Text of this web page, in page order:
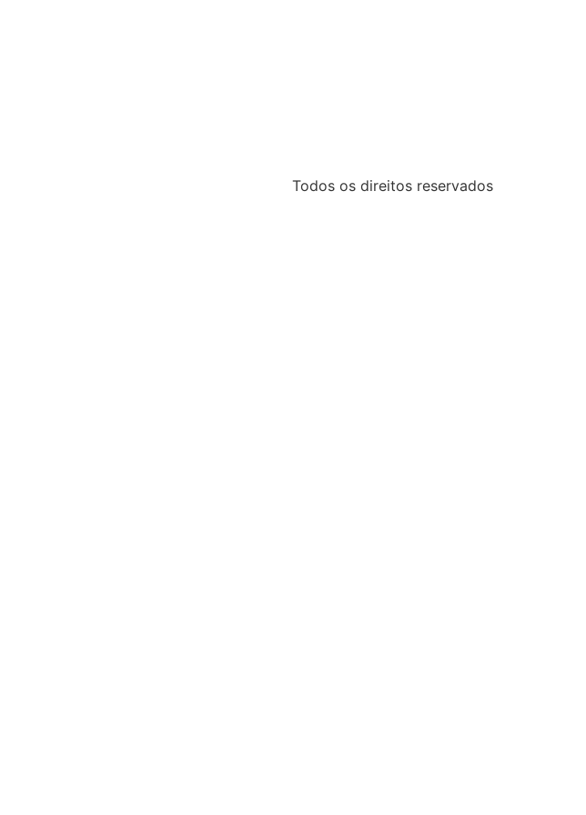
Todos os direitos reservados